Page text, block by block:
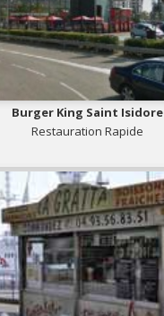
Burger King Saint Isidore
Restauration Rapide